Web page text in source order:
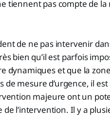
tiennent pas compte de la
de ne pas intervenir
bien qu’il est parfois
dynamiques et que la
mesure d’urgence, il
majeure ont un
l’intervention. Il y a